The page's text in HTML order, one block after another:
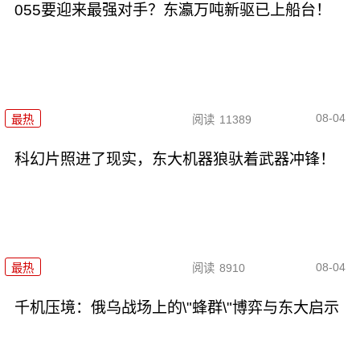
055要迎来最强对手？东瀛万吨新驱已上船台！
最热 阅读 11389 08-04
科幻片照进了现实，东大机器狼驮着武器冲锋！
最热 阅读 8910 08-04
千机压境：俄乌战场上的\"蜂群\"博弈与东大启示